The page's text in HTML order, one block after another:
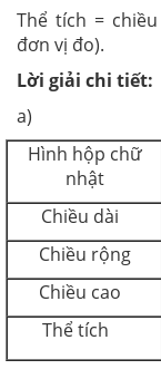
Thể tích =
đơn vị đo).
Lời giải chi tiết:
a)
Hình hộp chữ
nhật
Chiều dài
Chiều rộng
Chiều cao
Thể tích